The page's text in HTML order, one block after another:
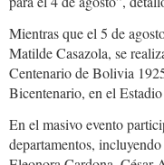
Mientras que el 5 de
Matilde Casazola, se
Centenario de Bolivia
Bicentenario, en el
En el masivo evento
departamentos,